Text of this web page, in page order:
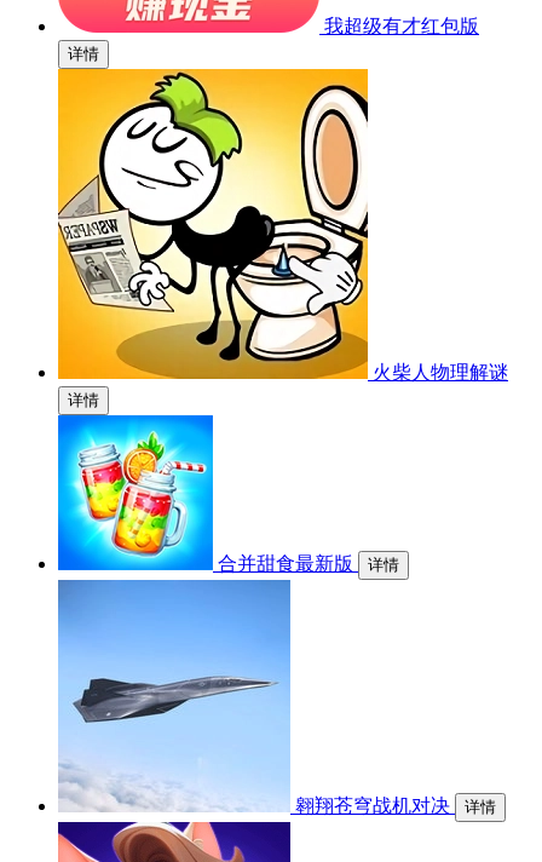
我超级有才红包版
详情
火柴人物理解谜
详情
合并甜食最新版 详情
翱翔苍穹战机对决 详情